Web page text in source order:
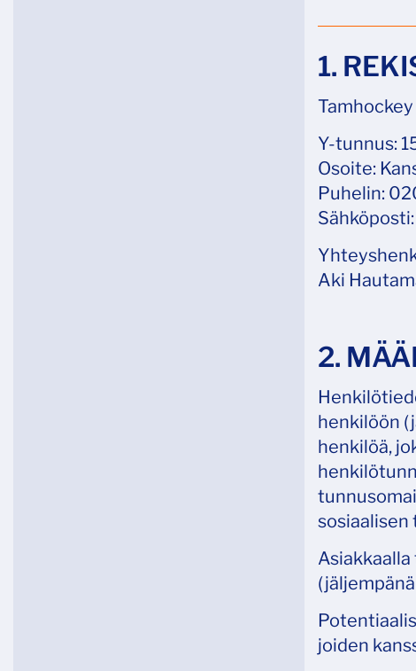
1.
Y-tunnus:
Osoite:
Puhelin:
Aki
2.
henkilöön
henkilöä,
sosiaalisen
joiden